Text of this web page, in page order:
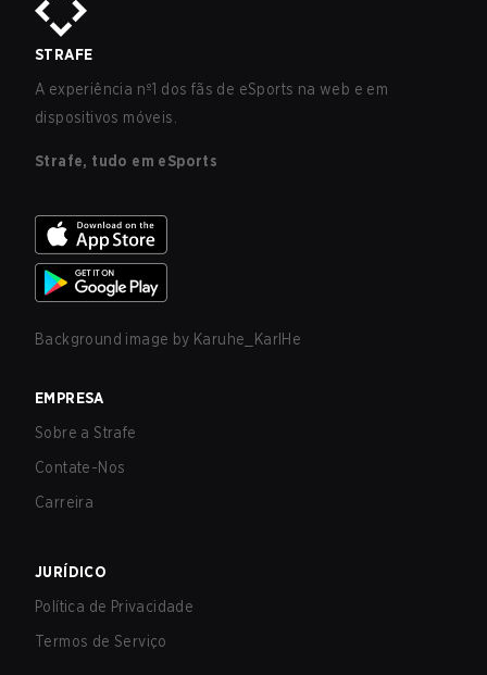
STRAFE
A experiência nº1 dos fãs de eSports na web e em
dispositivos móveis.
Strafe, tudo em eSports
Background image by Karuhe_KarlHe
EMPRESA
Sobre a Strafe
Contate-Nos
Carreira
JURÍDICO
Política de Privacidade
Termos de Serviço